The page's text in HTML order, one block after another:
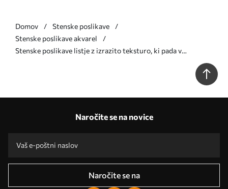
Domov
Stenske poslikave
Stenske poslikave akvarel
Stenske poslikave listje z izrazito teksturo, ki pada v
Naročite se na novice
Naročite se na